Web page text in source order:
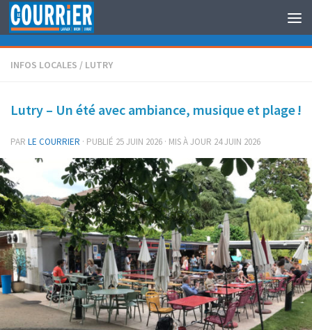
Au dessous du contenu
INFOS LOCALES / LUTRY
Lutry – Un été avec ambiance, musique et plage !
PAR LE COURRIER · PUBLIÉ 25 JUIN 2026 · MIS À JOUR 24 JUIN 2026